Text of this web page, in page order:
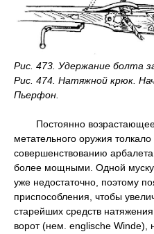
Рис. 473. Удержание болта
Рис. 474. Натяжной крюк.
Пьерфон.
Постоянно возрастающее
метательного оружия
совершенствованию
более мощными. Одной
уже недостаточно, поэтому
приспособления, чтобы
старейших средств
ворот (нем. englische Winde),